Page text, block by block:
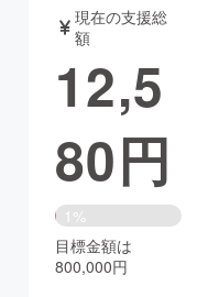
音楽
ゲーム・
書籍・雑誌
チャレンジ
現在の支援総
額
12,5
80円
1%
目標金額は
800,000円